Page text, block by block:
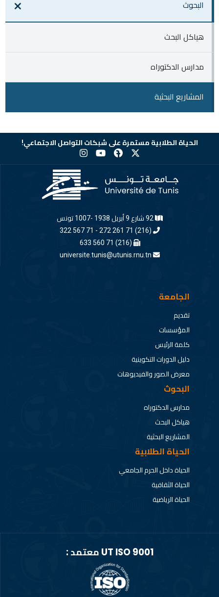
البحوث
هياكل البحث
مدارس الدكتوراه
المشاريع البحثية
الحياة الطلابية مستمرة على شبكات التواصل الاجتماعي!
(216) 71 261 272 - 71 567 322
(216) 71 560 633
universite.tunis@utunis.rnu.tn
الجامعة
تقديم
المؤسسات
كلمة الرئيس
دليل الدورات التكوينية
معرض الصور والفيديوهات
البحوث
مدارس الدكتوراه
هياكل البحث
المشاريع البحثية
الحياة الطلابية
الحياة داخل الحرم الجامعي
الحياة الثقافية
الحياة الرياضية
UT ISO 9001 معتمد :